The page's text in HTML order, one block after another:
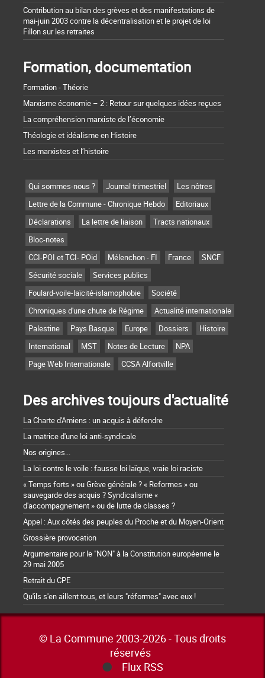
Contribution au bilan des grèves et des manifestations de
mai-juin 2003 contre la décentralisation et le projet de loi
Fillon sur les retraites
Formation, documentation
Formation - Théorie
Marxisme économie – 2 : Retour sur quelques idées reçues
La compréhension marxiste de l’économie
Théologie et idéalisme en Histoire
Les marxistes et l’histoire
Qui sommes-nous ? Journal trimestriel
Les nôtres
Lettre de la Commune - Chronique Hebdo
Editoriaux
Déclarations
La lettre de liaison
Tracts nationaux
Bloc-notes
CCI-POI et TCI- POid
Mélenchon - FI France
SNCF
Sécurité sociale
Services publics
Foulard-voile-laïcité-islamophobie
Société
Chroniques d'une chute de Régime
Actualité internationale
Palestine
Pays Basque Europe Dossiers
Histoire
International
MST Notes de Lecture
NPA
Page Web Internationale
CCSA Alfortville
Des archives toujours d'actualité
La Charte d'Amiens : un acquis à défendre
La matrice d'une loi anti-syndicale
Nos origines...
La loi contre le voile : fausse loi laïque, vraie loi raciste
« Temps forts » ou Grève générale ? « Reformes » ou
sauvegarde des acquis ? Syndicalisme «
d'accompagnement » ou de lutte de classes ?
Appel : Aux côtés des peuples du Proche et du Moyen-Orient
Grossière provocation
Argumentaire pour le "NON" à la Constitution européenne le
29 mai 2005
Retrait du CPE
Qu'ils s'en aillent tous, et leurs "réformes" avec eux !
© La Commune 2003-2026 - Tous droits
réservés
Flux RSS